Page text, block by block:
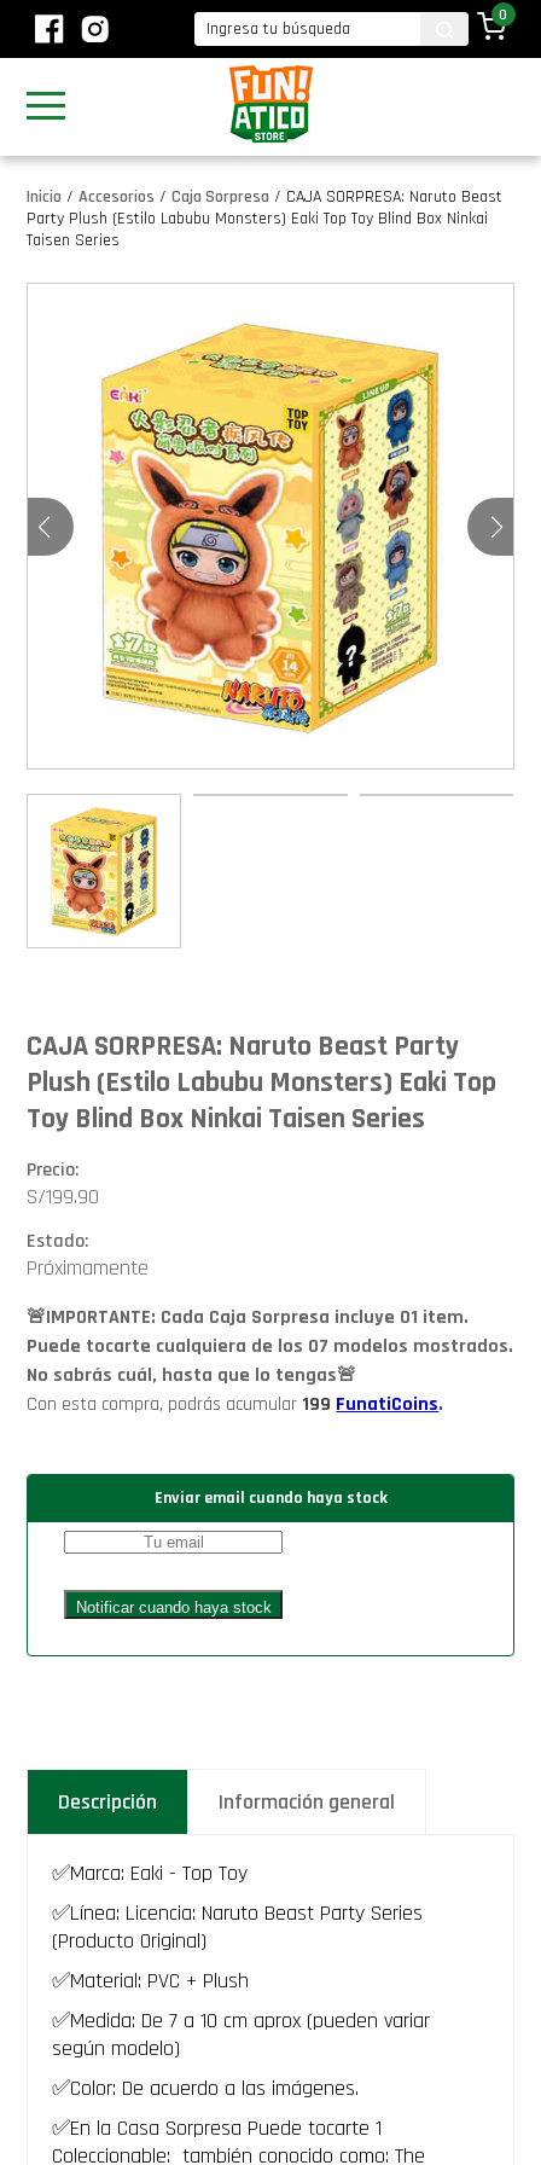
0
Inicio / Accesorios / Caja Sorpresa / CAJA SORPRESA: Naruto Beast
Party Plush (Estilo Labubu Monsters) Eaki Top Toy Blind Box Ninkai
Taisen Series
CAJA SORPRESA: Naruto Beast Party
Plush (Estilo Labubu Monsters) Eaki Top
Toy Blind Box Ninkai Taisen Series
Precio:
S/199.90
Estado:
Próximamente
🚨IMPORTANTE: Cada Caja Sorpresa incluye 01 item.
Puede tocarte cualquiera de los 07 modelos mostrados.
No sabrás cuál, hasta que lo tengas🚨
Con esta compra, podrás acumular 199 FunatiCoins.
Enviar email cuando haya stock
Descripción Información general
✅Marca: Eaki - Top Toy
✅Línea: Licencia: Naruto Beast Party Series
(Producto Original)
✅Material: PVC + Plush
✅Medida: De 7 a 10 cm aprox (pueden variar
según modelo)
✅Color: De acuerdo a las imágenes.
✅En la Casa Sorpresa Puede tocarte 1
Coleccionable: también conocido como: The